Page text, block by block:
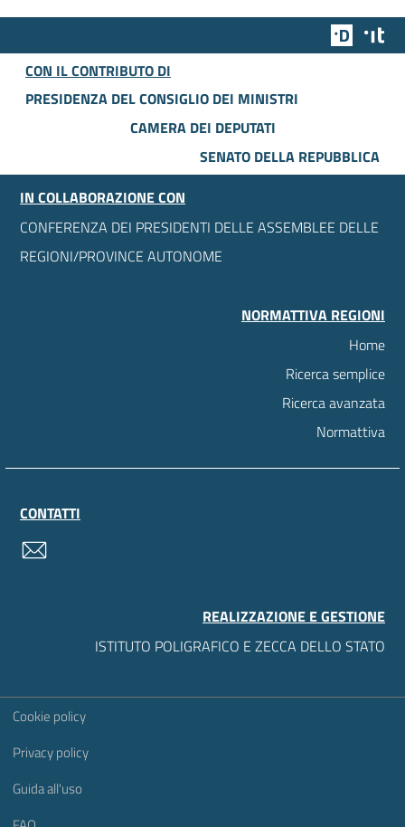
Team
CON IL CONTRIBUTO DI
PRESIDENZA DEL CONSIGLIO DEI MINISTRI
CAMERA DEI DEPUTATI
SENATO DELLA REPUBBLICA
IN COLLABORAZIONE CON
CONFERENZA DEI PRESIDENTI DELLE ASSEMBLEE DELLE
REGIONI/PROVINCE AUTONOME
NORMATTIVA REGIONI
Home
Ricerca semplice
Ricerca avanzata
Normattiva
CONTATTI
REALIZZAZIONE E GESTIONE
ISTITUTO POLIGRAFICO E ZECCA DELLO STATO
Sezione Link Utili
Cookie policy
Privacy policy
Guida all'uso